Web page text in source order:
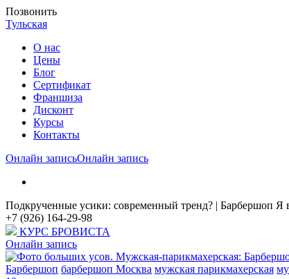
Позвонить
Тульская
О нас
Цены
Блог
Cертификат
Франшиза
Дисконт
Курсы
Контакты
Онлайн записьОнлайн запись
Подкрученные усики: современный тренд? | Барбершоп Я
+7 (926) 164-29-98
КУРС БРОВИСТА
Онлайн запись
Барбершоп барбершоп Москва мужская парикмахерская